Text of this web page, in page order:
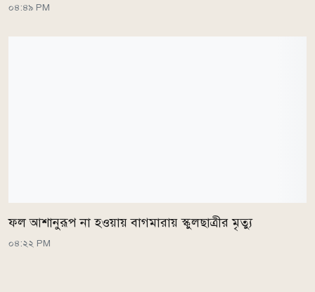
০৪:৪৯ PM
ফল আশানুরূপ না হওয়ায় বাগমারায় স্কুলছাত্রীর মৃত্যু
০৪:২২ PM